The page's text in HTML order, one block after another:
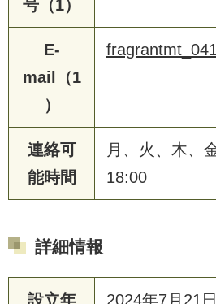
号（1）
E-
mail（1
）
連絡可
能時間
月、火、木
18:00
詳細情報
設立年 2024年7月21日